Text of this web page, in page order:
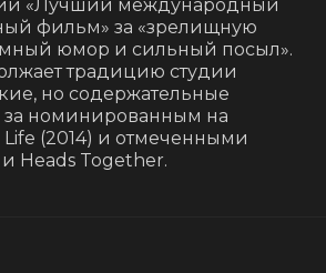
«Лучший международный
фильм» за «зрелищную
юмор и сильный посыл».
традицию студии
но содержательные
номинированным на
Life (2014) и отмеченными
Heads Together.